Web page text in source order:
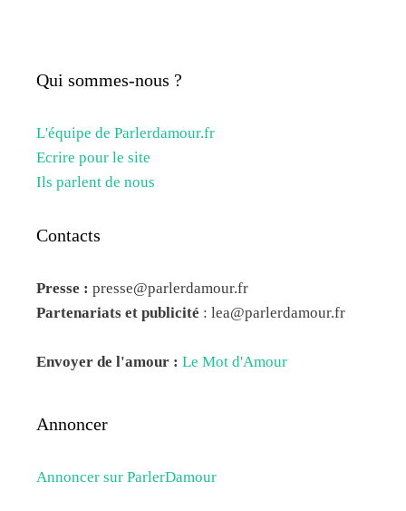
Qui sommes-nous ?
L'équipe de Parlerdamour.fr
Ecrire pour le site
Ils parlent de nous
Contacts
Presse : presse@parlerdamour.fr
Partenariats et publicité : lea@parlerdamour.fr
Envoyer de l'amour : Le Mot d'Amour
Annoncer
Annoncer sur ParlerDamour